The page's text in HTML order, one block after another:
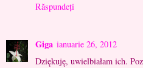
Răspundeți
Giga ianuarie 26, 2012
Dziękuję, uwielbiałam ich.